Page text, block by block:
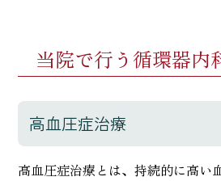
当院で行う循環器内
高血圧症治療
高血圧症治療とは、持続的に高い